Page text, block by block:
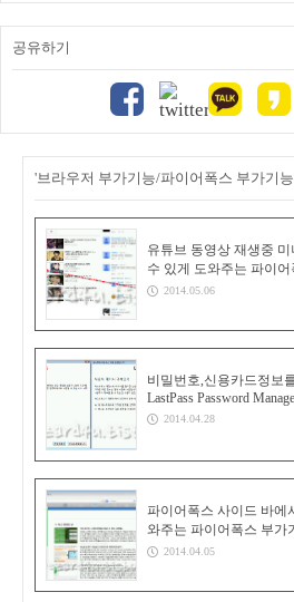
공유하기
'브라우저 부가기능/파이어폭스 부가기
유튜브 동영상 재생중
수 있게 도와주는 파이어
2014.05.06
비밀번호,신용카드정보
LastPass Password
2014.04.28
파이어폭스 사이드 바에
와주는 파이어폭스 부가
2014.04.05